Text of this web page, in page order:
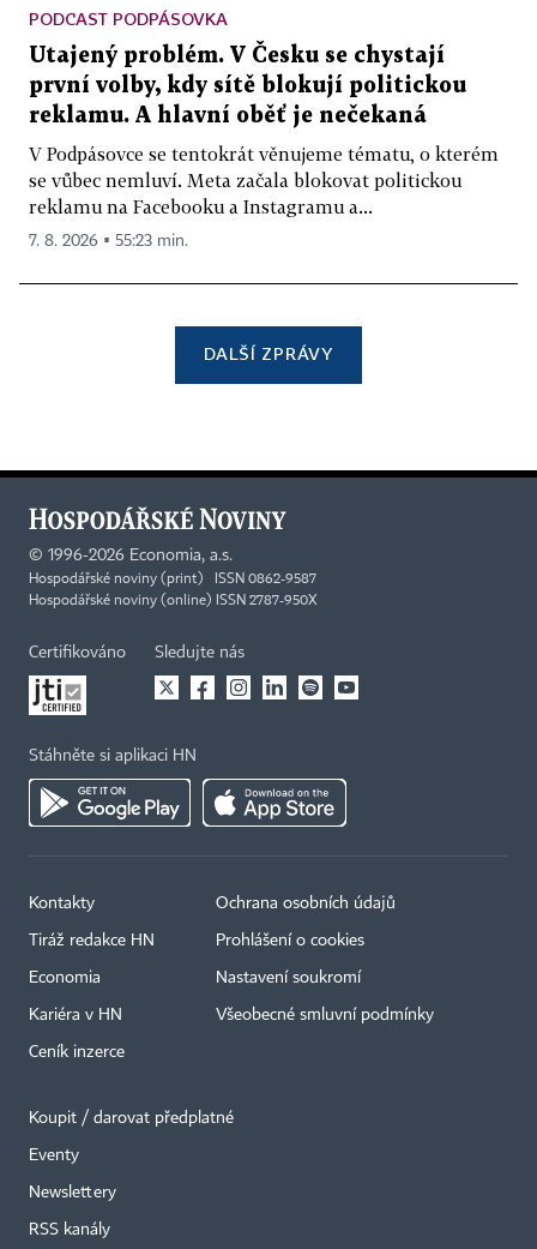
PODCAST PODPÁSOVKA
Utajený problém. V Česku se chystají
první volby, kdy sítě blokují politickou
reklamu. A hlavní oběť je nečekaná
V Podpásovce se tentokrát věnujeme tématu, o kterém
se vůbec nemluví. Meta začala blokovat politickou
reklamu na Facebooku a Instagramu a...
7. 8. 2026 ▪ 55:23 min.
DALŠÍ ZPRÁVY
© 1996-2026 Economia, a.s.
Hospodářské noviny (print) ISSN 0862-9587
Hospodářské noviny (online) ISSN 2787-950X
Certifikováno Sledujte nás
Stáhněte si aplikaci HN
Kontakty
Tiráž redakce HN
Economia
Kariéra v HN
Ceník inzerce
Ochrana osobních údajů
Prohlášení o cookies
Nastavení soukromí
Všeobecné smluvní podmínky
Koupit / darovat předplatné
Eventy
Newslettery
RSS kanály